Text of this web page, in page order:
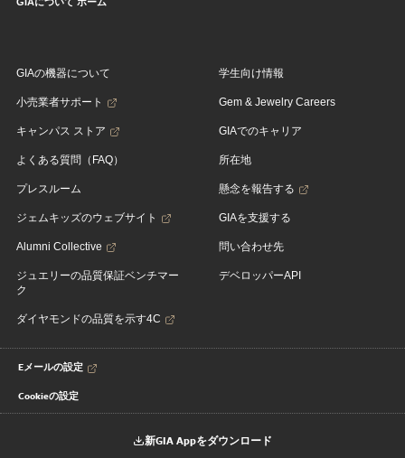
GIAの機器について
小売業者サポート
キャンパス ストア
よくある質問（FAQ）
プレスルーム
ジェムキッズのウェブサイト
Alumni Collective
ジュエリーの品質保証ベンチマー
ク
ダイヤモンドの品質を示す4C
学生向け情報
Gem & Jewelry Careers
GIAでのキャリア
所在地
懸念を報告する
GIAを支援する
問い合わせ先
デベロッパーAPI
Eメールの設定
Cookieの設定
新GIA Appをダウンロード